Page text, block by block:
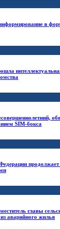
в
SIM-бокса
продолжает
главы
аварийного жилья